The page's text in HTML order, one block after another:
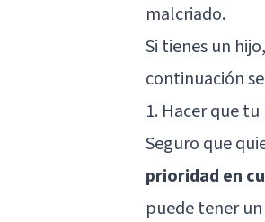
malcriado.
Si tienes un hijo,
continuación
1. Hacer que
Seguro que
prioridad en
puede tener